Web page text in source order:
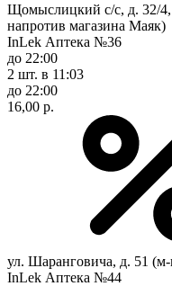
Щомыслицкий с/с, д. 32/
напротив магазина Маяк)
InLek Аптека №36
до 22:00
2 шт. в 11:03
до 22:00
16,00 р.
ул. Шаранговича, д. 51
InLek Аптека №44